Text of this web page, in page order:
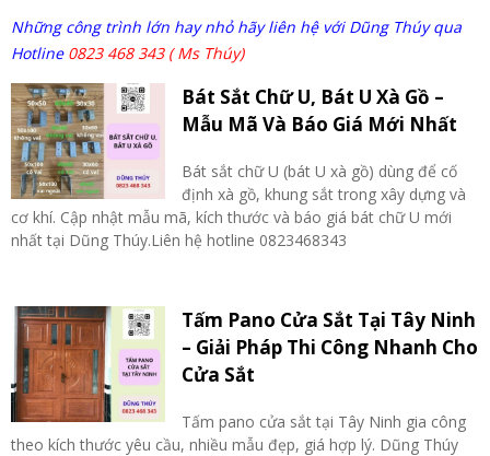
Những công trình lớn hay nhỏ hãy liên hệ với Dũng Thúy qua
Hotline 0823 468 343 ( Ms Thúy)
Bát Sắt Chữ U, Bát U Xà Gồ –
Mẫu Mã Và Báo Giá Mới Nhất
Bát sắt chữ U (bát U xà gồ) dùng để cố
định xà gồ, khung sắt trong xây dựng và
cơ khí. Cập nhật mẫu mã, kích thước và báo giá bát chữ U mới
nhất tại Dũng Thúy.Liên hệ hotline 0823468343
Tấm Pano Cửa Sắt Tại Tây Ninh
– Giải Pháp Thi Công Nhanh Cho
Cửa Sắt
Tấm pano cửa sắt tại Tây Ninh gia công
theo kích thước yêu cầu, nhiều mẫu đẹp, giá hợp lý. Dũng Thúy